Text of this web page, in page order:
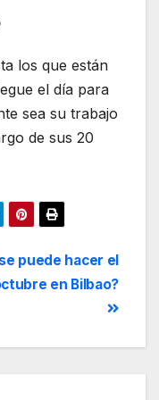
los que están
el día para
sea su trabajo
de sus 20
puede hacer el
en Bilbao?